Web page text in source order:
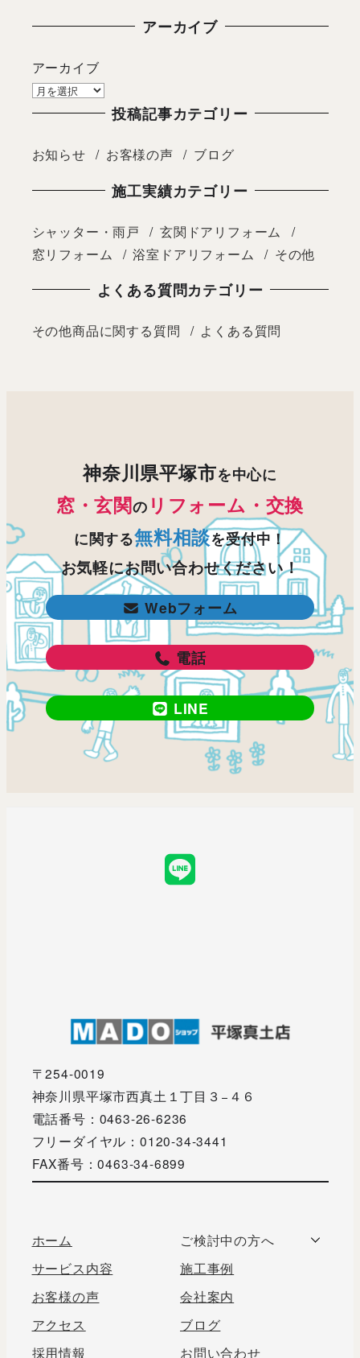
アーカイブ
アーカイブ
投稿記事カテゴリー
お知らせ お客様の声 ブログ
施工実績カテゴリー
シャッター・雨戸
玄関ドアリフォーム
窓リフォーム
浴室ドアリフォーム その他
よくある質問カテゴリー
その他商品に関する質問 よくある質問
神奈川県平塚市を中心に
窓・玄関の リフォーム・交換
に関する無料相談を受付中！
お気軽にお問い合わせください！
Webフォーム
電話
LINE
LINE
〒254-0019
神奈川県平塚市西真土１丁目３−４６
電話番号：0463-26-6236
フリーダイヤル：0120-34-3441
FAX番号：0463-34-6899
ホーム
ご検討中の方へ
サービス内容
施工事例
お客様の声
会社案内
アクセス
ブログ
採用情報
お問い合わせ